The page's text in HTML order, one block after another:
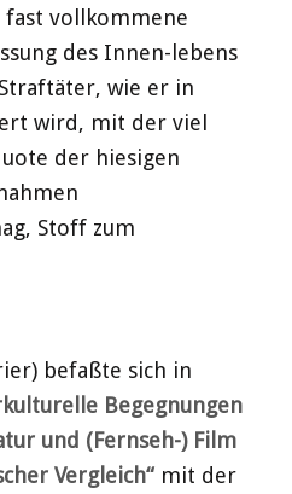
fast vollkommene
des Innen-lebens
wie er in
wird, mit der viel
der hiesigen
Stoff zum
befaßte sich in
Begegnungen
und (Fernseh-) Film
Vergleich“mit der